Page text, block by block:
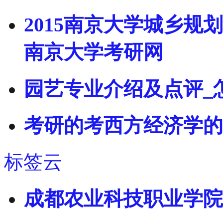
2015南京大学城乡规
南京大学考研网
园艺专业介绍及点评_
考研的考西方经济学
标签云
成都农业科技职业学院